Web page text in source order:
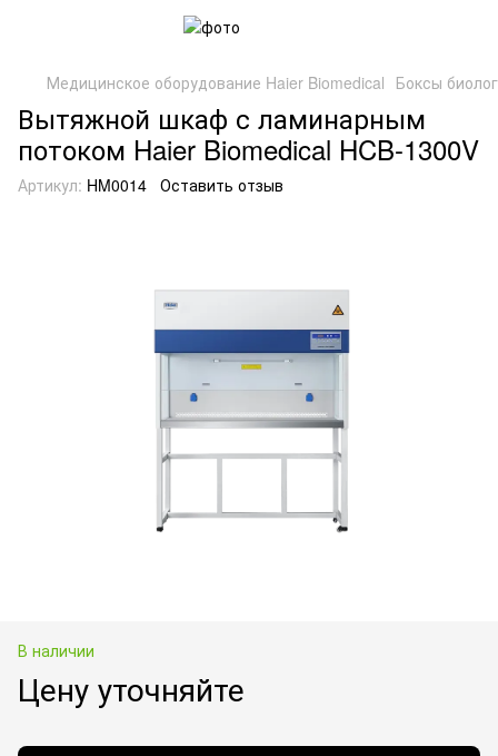
Медицинское оборудование Haier Biomedical Боксы
Вытяжной шкаф с ламинарным
потоком Haier Biomedical HCB-1300V
Артикул: HM0014 Оставить отзыв
В наличии
Цену уточняйте